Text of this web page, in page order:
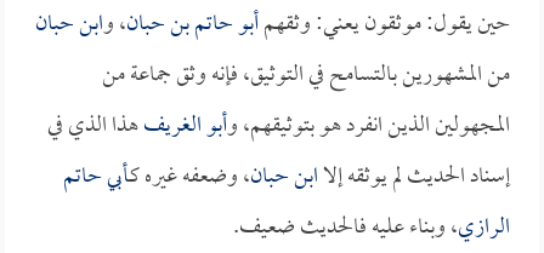
حين يقول: موثقون يعني: وثقهمأبو حاتم بن حبان، وابن حبان
من المشهورين بالتسامح في التوثيق، فإنه وثق جماعة من
المجهولين الذين انفرد هو بتوثيقهم، وأبو الغريفهذا الذي في
إسناد الحديث لم يوثقه إلاابن حبان، وضعفه غيره كـأبي حاتم
الرازي، وبناء عليه فالحديث ضعيف.